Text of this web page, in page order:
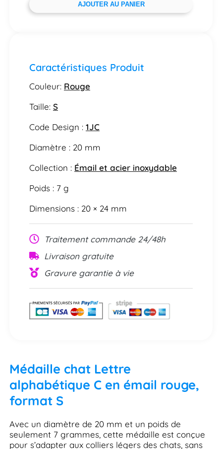
AJOUTER AU PANIER
Caractéristiques Produit
Couleur: Rouge
Taille: S
Code Design : 1JC
Diamètre : 20 mm
Collection : Émail et acier inoxydable
Poids : 7 g
Dimensions : 20 × 24 mm
Traitement commande 24/48h
Livraison gratuite
Gravure garantie à vie
Médaille chat Lettre
alphabétique C en émail rouge,
format S
Avec un diamètre de 20 mm et un poids de
seulement 7 grammes, cette médaille est conçue
pour s’adapter aux colliers légers des chats, sans